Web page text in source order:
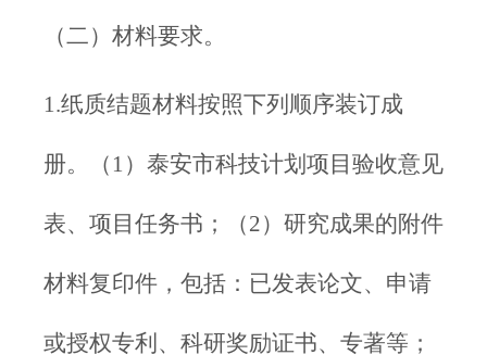
（二）材料要求。
1.纸质结题材料按照下列顺序装订成
册。（1）泰安市科技计划项目验收意见
表、项目任务书；（2）研究成果的附件
材料复印件，包括：已发表论文、申请
或授权专利、科研奖励证书、专著等；